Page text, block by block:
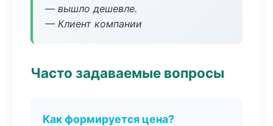
— вышло дешевле.
— Клиент компании
Часто задаваемые вопросы
Как формируется цена?